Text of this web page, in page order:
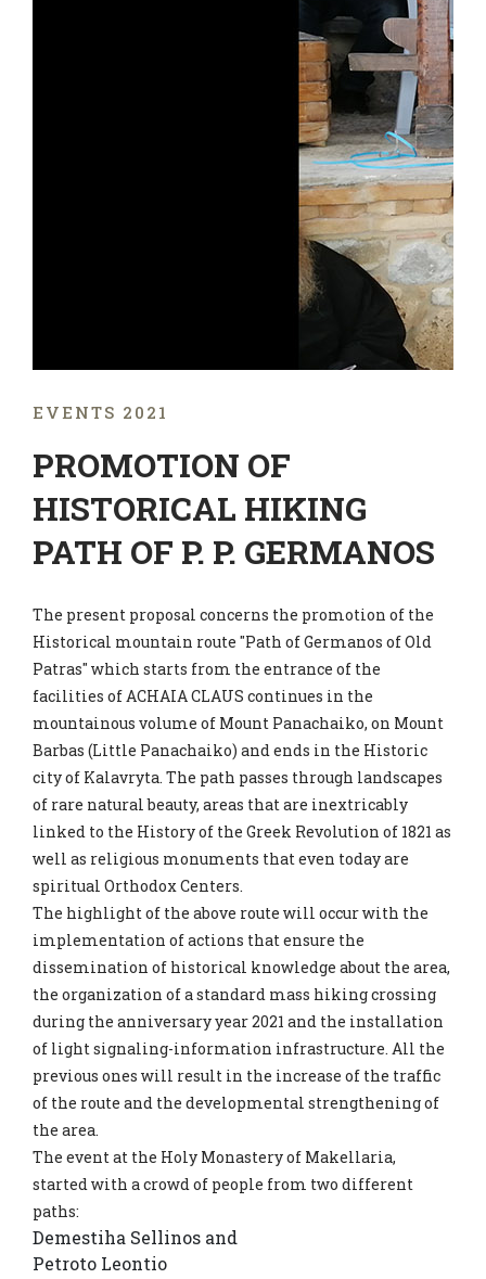
EVENTS 2021
PROMOTION OF
HISTORICAL HIKING
PATH OF P. P. GERMANOS
The present proposal concerns the promotion of the
Historical mountain route "Path of Germanos of Old
Patras" which starts from the entrance of the
facilities of ACHAIA CLAUS continues in the
mountainous volume of Mount Panachaiko, on Mount
Barbas (Little Panachaiko) and ends in the Historic
city of Kalavryta. The path passes through landscapes
of rare natural beauty, areas that are inextricably
linked to the History of the Greek Revolution of 1821 as
well as religious monuments that even today are
spiritual Orthodox Centers.
The highlight of the above route will occur with the
implementation of actions that ensure the
dissemination of historical knowledge about the area,
the organization of a standard mass hiking crossing
during the anniversary year 2021 and the installation
of light signaling-information infrastructure. All the
previous ones will result in the increase of the traffic
of the route and the developmental strengthening of
the area.
The event at the Holy Monastery of Makellaria,
started with a crowd of people from two different
paths:
Demestiha Sellinos and
Petroto Leontio